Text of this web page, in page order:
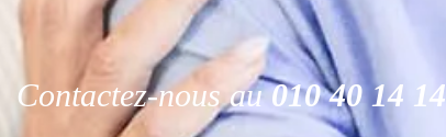
Contactez-nous au010 40 14 14